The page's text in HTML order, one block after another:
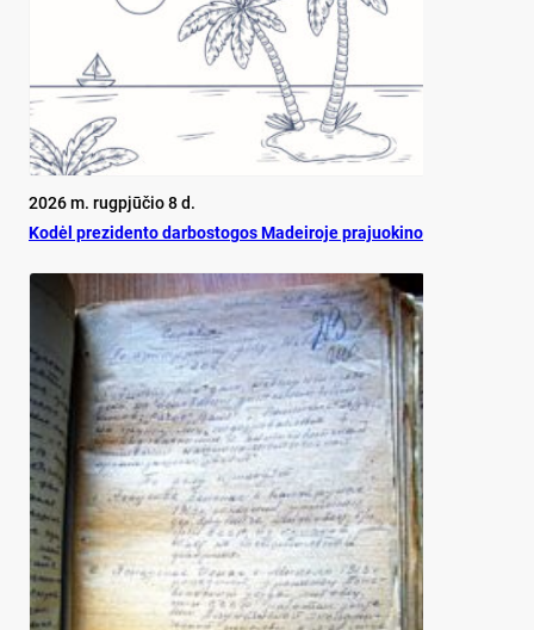
2026 m. rugpjūčio 8 d.
Ko­dėl pre­zi­den­to dar­bos­to­gos Ma­dei­ro­je pra­juo­ki­no